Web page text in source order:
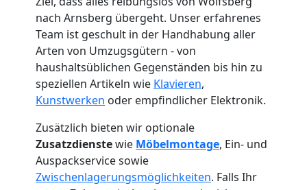
nach Arnsberg übergeht. Unser erfahrenes
Team ist geschult in der Handhabung aller
Arten von Umzugsgütern - von
haushaltsüblichen Gegenständen bis hin zu
speziellen Artikeln wie Klavieren,
Kunstwerken oder empfindlicher Elektronik.
Zusätzlich bieten wir optionale
Zusatzdienstewie Möbelmontage, Ein- und
Auspackservice sowie
Zwischenlagerungsmöglichkeiten. Falls Ihr